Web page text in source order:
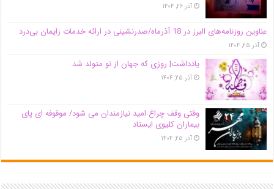
آذر ۲۶, ۱۴۰۴
عناوین روزنامه‌های البرز در ‌18 آذرماه/صدرنشینی در ارائه خدمات زایمان بی‌درد
آذر ۲۵, ۱۴۰۴
یادداشت| روزی که جهان از نو متولد شد
آذر ۲۵, ۱۴۰۴
وقتی وقف چراغ امید نیازمندان می شود/ موقوفه ای پای
بیماران کلیوی ایستاد
آذر ۲۵, ۱۴۰۴